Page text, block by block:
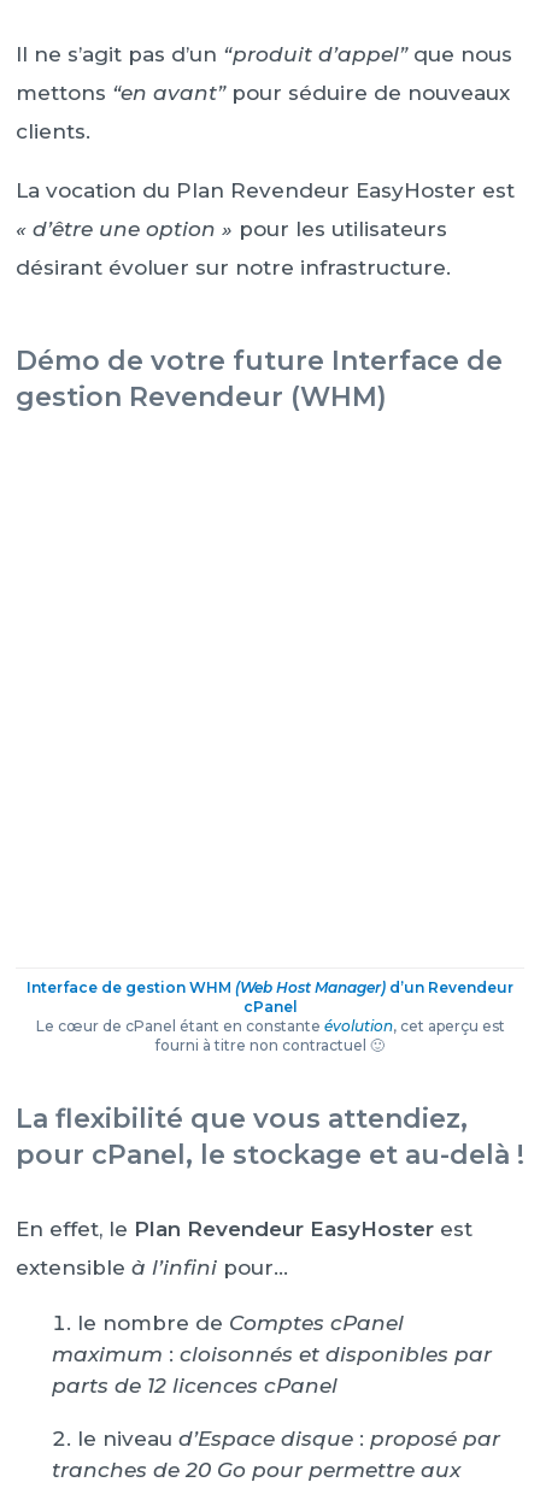
Il ne s’agit pas d’un “produit d’appel”que nous
mettons “en avant”pour séduire de nouveaux
clients.
La vocation du Plan Revendeur EasyHoster est
« d’être une option » pour les utilisateurs
désirant évoluer sur notre infrastructure.
Démo de votre future Interface de
gestion Revendeur (WHM)
Interface de gestion WHM (Web Host Manager) d’un Revendeur
cPanel
Le cœur de cPanel étant en constante évolution, cet aperçu est
fourni à titre non contractuel 🙂
La flexibilité que vous attendiez,
pour cPanel, le stockage et au-delà !
En effet, le Plan Revendeur EasyHoster est
extensible à l’infini pour…
le nombre de Comptes cPanel
maximum : cloisonnés et disponibles par
parts de 12 licences cPanel
le niveau d’Espace disque : proposé par
tranches de 20 Go pour permettre aux